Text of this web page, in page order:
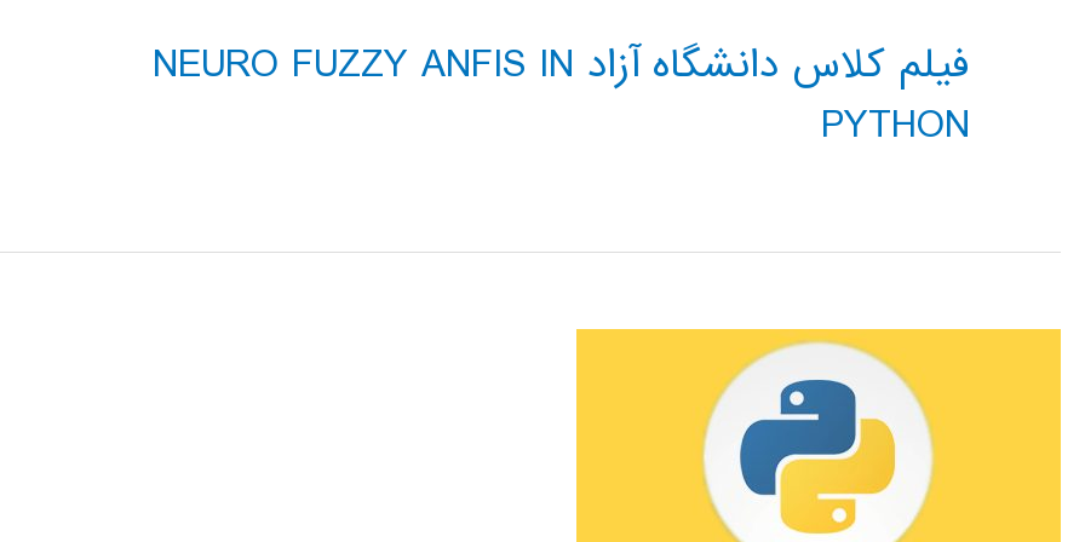
فیلم کلاس دانشگاه آزاد NEURO FUZZY ANFIS IN
PYTHON